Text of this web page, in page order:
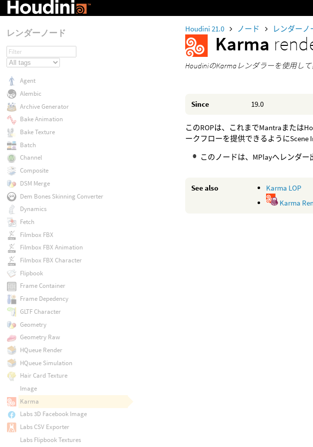
Houdini 21.0 ノード レンダーノ
Karma
HoudiniのKarmaレンダラーを使用し
Since 19.0
このROPは、これまでMantraまたは
ークフローを提供できるようにScene
このノードは、MPlayへレンダ
See also
Karma LOP
Karma
レンダーノード
Agent
Alembic
Archive Generator
Bake Animation
Bake Texture
Batch
Channel
Composite
DSM Merge
Dem Bones Skinning Converter
Dynamics
Fetch
Filmbox FBX
Filmbox FBX Animation
Filmbox FBX Character
Flipbook
Frame Container
Frame Depedency
GLTF Character
Geometry
Geometry Raw
HQueue Render
HQueue Simulation
Hair Card Texture
Image
Karma
Labs 3D Facebook Image
Labs CSV Exporter
Labs Flipbook Textures